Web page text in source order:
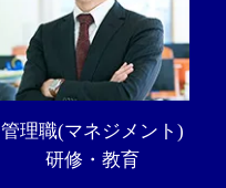
管理職(マネジメント)
研修・教育